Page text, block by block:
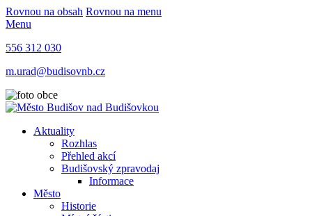
Rovnou na obsah Rovnou na menu
Menu
556 312 030
m.urad@budisovnb.cz
Aktuality
Rozhlas
Přehled akcí
Budišovský zpravodaj
Informace
Město
Historie